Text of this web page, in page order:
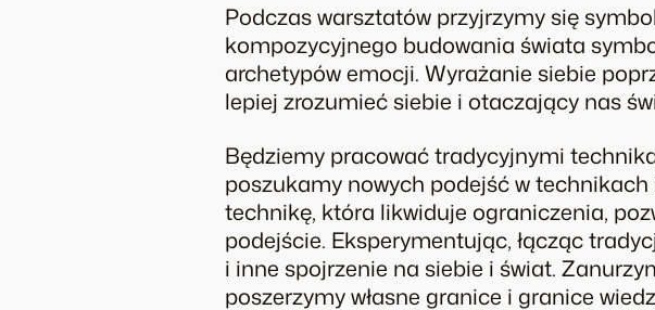
Podczas warsztatów przyjrzymy się
kompozycyjnego budowania świata
archetypów emocji. Wyrażanie siebie
lepiej zrozumieć siebie i otaczający nas
Będziemy pracować tradycyjnymi
poszukamy nowych podejść w
technikę, która likwiduje ograniczenia,
podejście. Eksperymentując, łącząc
i inne spojrzenie na siebie i świat.
poszerzymy własne granice i granice